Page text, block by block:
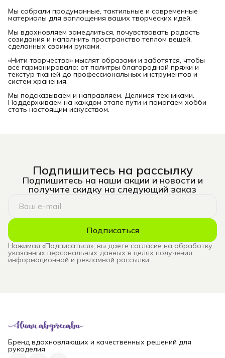
Мы собрали продуманные, тактильные и современные
материалы для воплощения ваших творческих идей.
Мы вдохновляем замедлиться, почувствовать радость
созидания и наполнить пространство теплом вещей,
сделанных своими руками.
«Нити творчества» мыслят образами и заботятся, чтобы
всё гармонировало: от палитры благородной пряжи и
текстур тканей до профессиональных инструментов и
систем хранения.
Мы подсказываем и направляем. Делимся техниками.
Поддерживаем на каждом этапе пути и помогаем хобби
стать настоящим искусством.
Подпишитесь на рассылку
Подпишитесь на наши акции и новости и
получите скидку на следующий заказ
Подписаться
Нажимая «Подписаться», вы даете согласие на обработку
указанных персональных данных в целях получения
информационной и рекламной рассылки
Бренд вдохновляющих и качественных решений для
рукоделия